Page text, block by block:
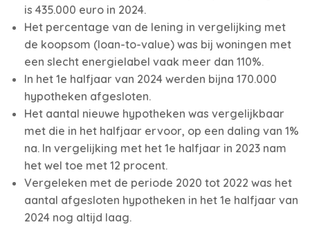
is 435.000 euro in 2024.
Het percentage van de lening in vergelijking met
de koopsom (loan-to-value) was bij woningen met
een slecht energielabel vaak meer dan 110%.
In het 1e halfjaar van 2024 werden bijna 170.000
hypotheken afgesloten.
Het aantal nieuwe hypotheken was vergelijkbaar
met die in het halfjaar ervoor, op een daling van 1%
na. In vergelijking met het 1e halfjaar in 2023 nam
het wel toe met 12 procent.
Vergeleken met de periode 2020 tot 2022 was het
aantal afgesloten hypotheken in het 1e halfjaar van
2024 nog altijd laag.